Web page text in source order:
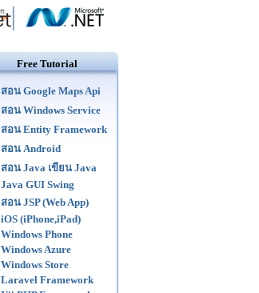
Free Tutorial
สอน Google Maps Api
สอน Windows Service
สอน Entity Framework
สอน Android
สอน Java เขียน Java
Java GUI Swing
สอน JSP (Web App)
iOS (iPhone,iPad)
Windows Phone
Windows Azure
Windows Store
Laravel Framework